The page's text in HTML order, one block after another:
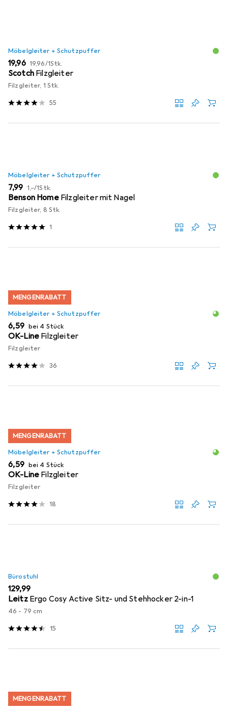
Möbelgleiter + Schutzpuffer
EUR
19,96 EUR
19,96/1Stk.
Scotch Filzgleiter
Filzgleiter, 1 Stk.
55
Möbelgleiter + Schutzpuffer
EUR
7,99 EUR
1,–/1Stk.
Benson Home Filzgleiter mit Nagel
Filzgleiter, 8 Stk.
1
MENGENRABATT
Möbelgleiter + Schutzpuffer
EUR
6,59 bei 4 Stück
OK-Line Filzgleiter
Filzgleiter
36
MENGENRABATT
Möbelgleiter + Schutzpuffer
EUR
6,59 bei 4 Stück
OK-Line Filzgleiter
Filzgleiter
18
Bürostuhl
EUR
129,99
Leitz Ergo Cosy Active Sitz- und Stehhocker 2-in-1
46 - 79 cm
15
MENGENRABATT